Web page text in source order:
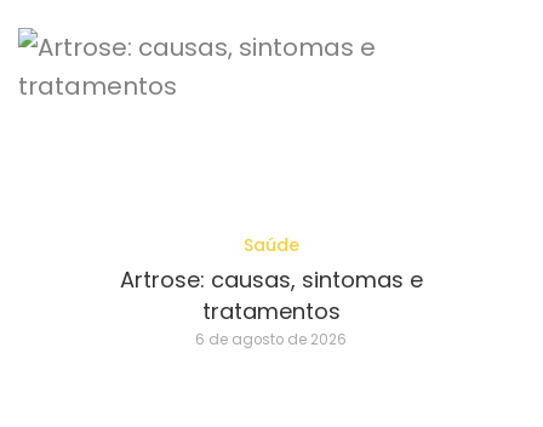
Saúde
Artrose: causas, sintomas e
tratamentos
6 de agosto de 2026